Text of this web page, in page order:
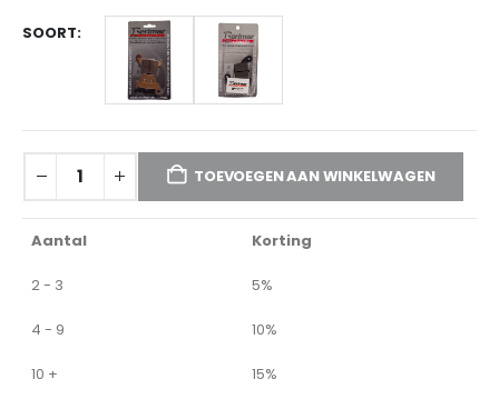
SOORT
TOEVOEGEN AAN WINKELWAGEN
Aantal Korting
2 - 3 5%
4 - 9 10%
10 + 15%